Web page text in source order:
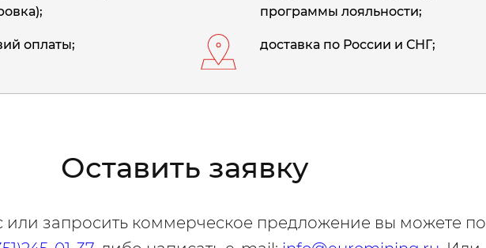
программы лояльности;
оплаты; доставка по России и СНГ;
Оставить заявку
или запросить коммерческое предложение вы можете по